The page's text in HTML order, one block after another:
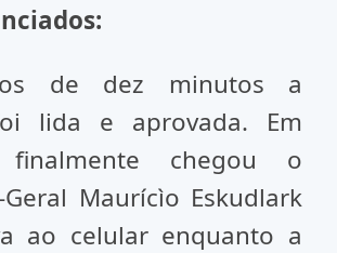
de dez minutos a
lida e aprovada. Em
finalmente chegou o
Geral Maurícìo Eskudlark
ao celular enquanto a